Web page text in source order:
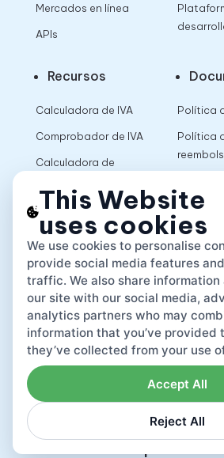
Mercados en línea
APIs
Recursos
Calculadora de IVA
Comprobador de IVA
Calculadora de
ventas
Política
Política
App
This Website
uses cookies
We use cookies to personalise
provide social media features
traffic. We also share
our site with our social media,
analytics partners who may
information that you’ve provided
they’ve collected from your use
Reject All
Accept All